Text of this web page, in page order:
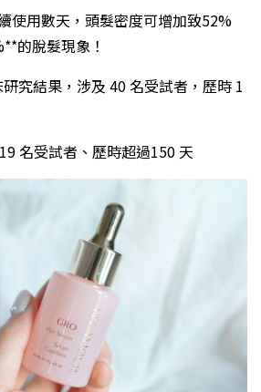
使用數天，頭髮密度可增加致52%
的脫髮現象！
究結果，涉及 40 名受試者，歷時 1
名受試者、歷時超過150 天